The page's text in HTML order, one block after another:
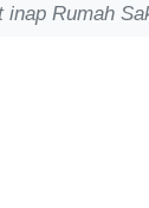
inap Rumah